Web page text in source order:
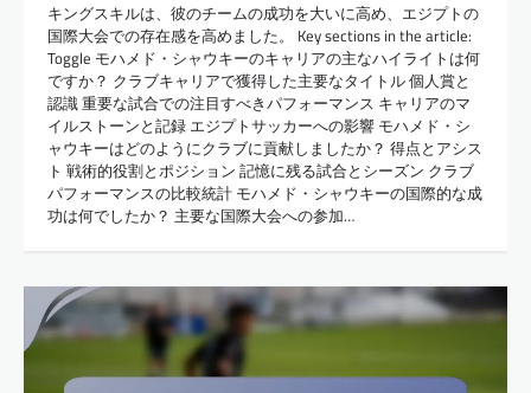
キングスキルは、彼のチームの成功を大いに高め、エジプトの
国際大会での存在感を高めました。 Key sections in the article:
Toggle モハメド・シャウキーのキャリアの主なハイライトは何
ですか？ クラブキャリアで獲得した主要なタイトル 個人賞と
認識 重要な試合での注目すべきパフォーマンス キャリアのマ
イルストーンと記録 エジプトサッカーへの影響 モハメド・シ
ャウキーはどのようにクラブに貢献しましたか？ 得点とアシス
ト 戦術的役割とポジション 記憶に残る試合とシーズン クラブ
パフォーマンスの比較統計 モハメド・シャウキーの国際的な成
功は何でしたか？ 主要な国際大会への参加…